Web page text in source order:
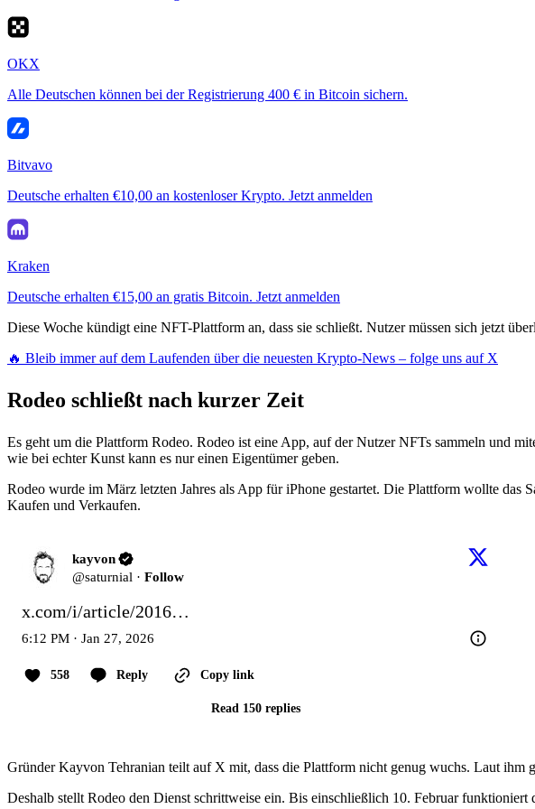
OKX
Alle Deutschen können bei der Registrierung 400 € in Bitcoin sichern.
Bitvavo
Deutsche erhalten €10,00 an kostenloser Krypto. Jetzt anmelden
Kraken
Deutsche erhalten €15,00 an gratis Bitcoin. Jetzt anmelden
Diese Woche kündigt eine NFT-Plattform an, dass sie schließt. Nutzer müssen sich jetzt
🔥 Bleib immer auf dem Laufenden über die neuesten Krypto-News – folge uns auf X
Rodeo schließt nach kurzer Zeit
Es geht um die Plattform Rodeo. Rodeo ist eine App, auf der Nutzer NFTs sammeln und
wie bei echter Kunst kann es nur einen Eigentümer geben.
Rodeo wurde im März letzten Jahres als App für iPhone gestartet. Die Plattform wollte
Kaufen und Verkaufen.
kayvon
@saturnial · Follow
x.com/i/article/2016…
6:12 PM · Jan 27, 2026
558 Reply Copy link
Read 150 replies
Gründer Kayvon Tehranian teilt auf X mit, dass die Plattform nicht genug wuchs. Laut ihm
Deshalb stellt Rodeo den Dienst schrittweise ein. Bis einschließlich 10. Februar